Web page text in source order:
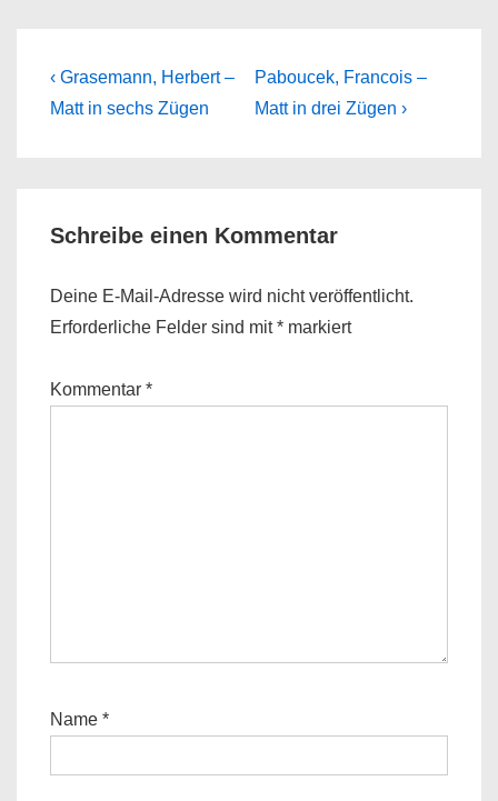
Beitragsnavigation
Previous
Post
‹ Grasemann, Herbert –
Matt in sechs Zügen
Next
Post
Paboucek, Francois –
Matt in drei Zügen ›
Schreibe einen Kommentar
Deine E-Mail-Adresse wird nicht veröffentlicht.
Erforderliche Felder sind mit* markiert
Kommentar *
Name *